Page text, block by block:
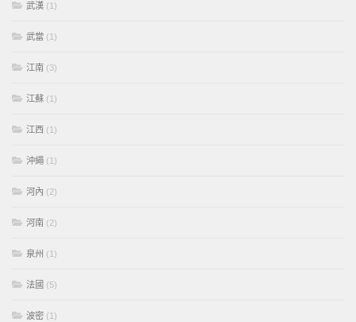
武漢 (1)
武當 (1)
江南 (3)
江蘇 (1)
江西 (1)
沖繩 (1)
河內 (2)
河南 (2)
泉州 (1)
法國 (5)
波密 (1)